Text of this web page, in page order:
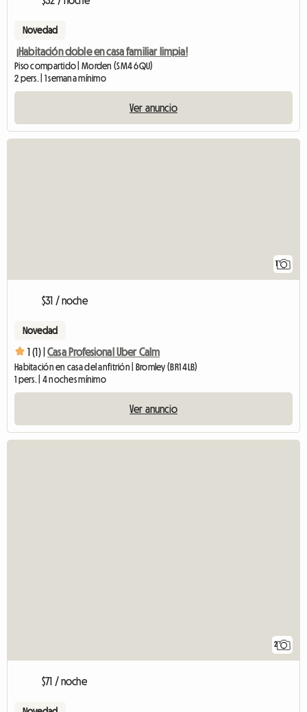
Novedad
¡Habitación doble en casa familiar limpia!
Piso compartido | Morden (SM4 6QU)
2 pers. | 1 semana mínimo
Ver anuncio
1
$31 / noche
Novedad
1 (1) | Casa Profesional Uber Calm
Habitación en casa del anfitrión | Bromley (BR1 4LB)
1 pers. | 4 noches mínimo
Ver anuncio
2
$71 / noche